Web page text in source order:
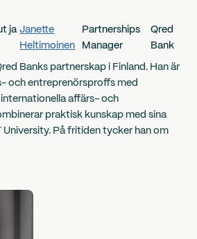
ja Janette
Heltimoinen
Partnerships
Manager
Qred
Bank
Banks partnerskap i Finland. Han är
och entreprenörsproffs med
affärs- och
praktisk kunskap med sina
University. På fritiden tycker han om